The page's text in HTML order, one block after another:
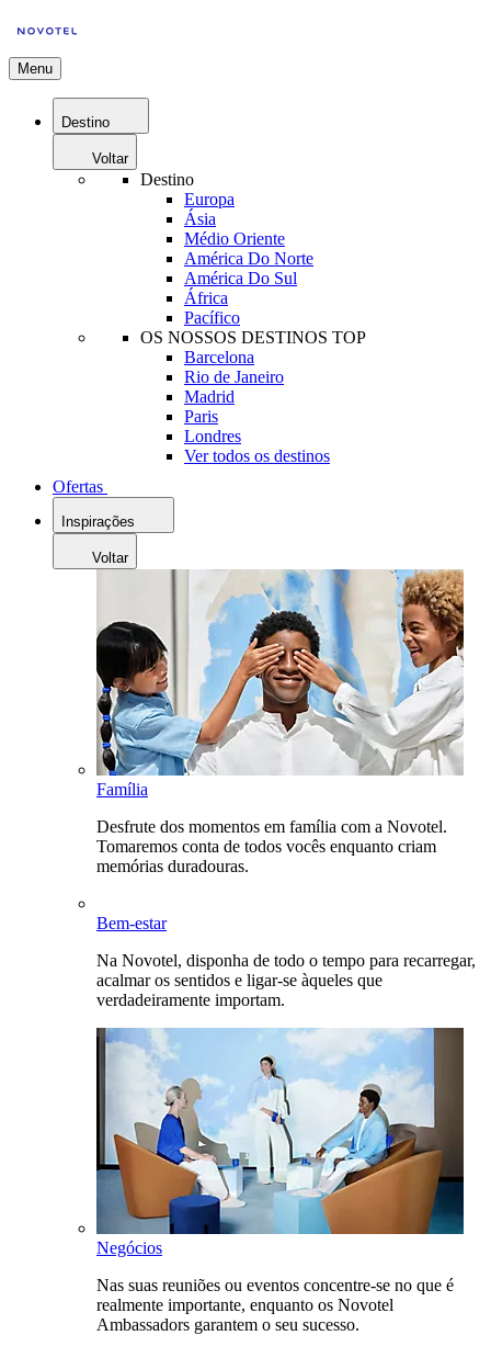
Menu
Destino
Voltar
Destino
Europa
Ásia
Médio Oriente
América Do Norte
América Do Sul
África
Pacífico
OS NOSSOS DESTINOS TOP
Barcelona
Rio de Janeiro
Madrid
Paris
Londres
Ver todos os destinos
Ofertas
Inspirações
Voltar
Família
Desfrute dos momentos em família com a Novotel.
Tomaremos conta de todos vocês enquanto criam
memórias duradouras.
Bem-estar
Na Novotel, disponha de todo o tempo para recarregar,
acalmar os sentidos e ligar-se àqueles que
verdadeiramente importam.
Negócios
Nas suas reuniões ou eventos concentre-se no que é
realmente importante, enquanto os Novotel
Ambassadors garantem o seu sucesso.